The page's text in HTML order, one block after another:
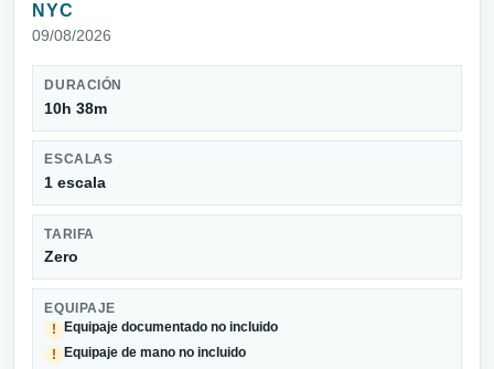
NYC
09/08/2026
DURACIÓN
10h 38m
ESCALAS
1 escala
TARIFA
Zero
EQUIPAJE
!
Equipaje documentado no incluido
! Equipaje de mano no incluido